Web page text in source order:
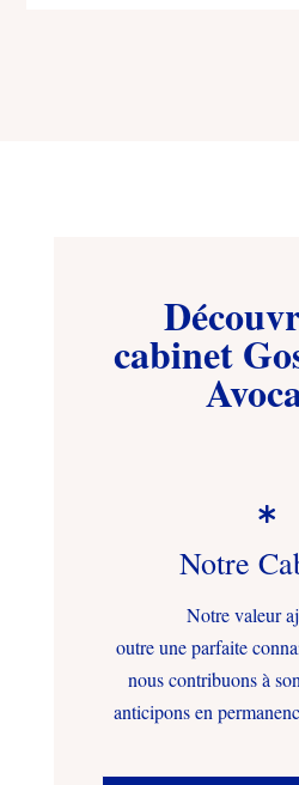
cabinet

Notre
Notre valeur
outre une parfaite
nous contribuons à
anticipons en